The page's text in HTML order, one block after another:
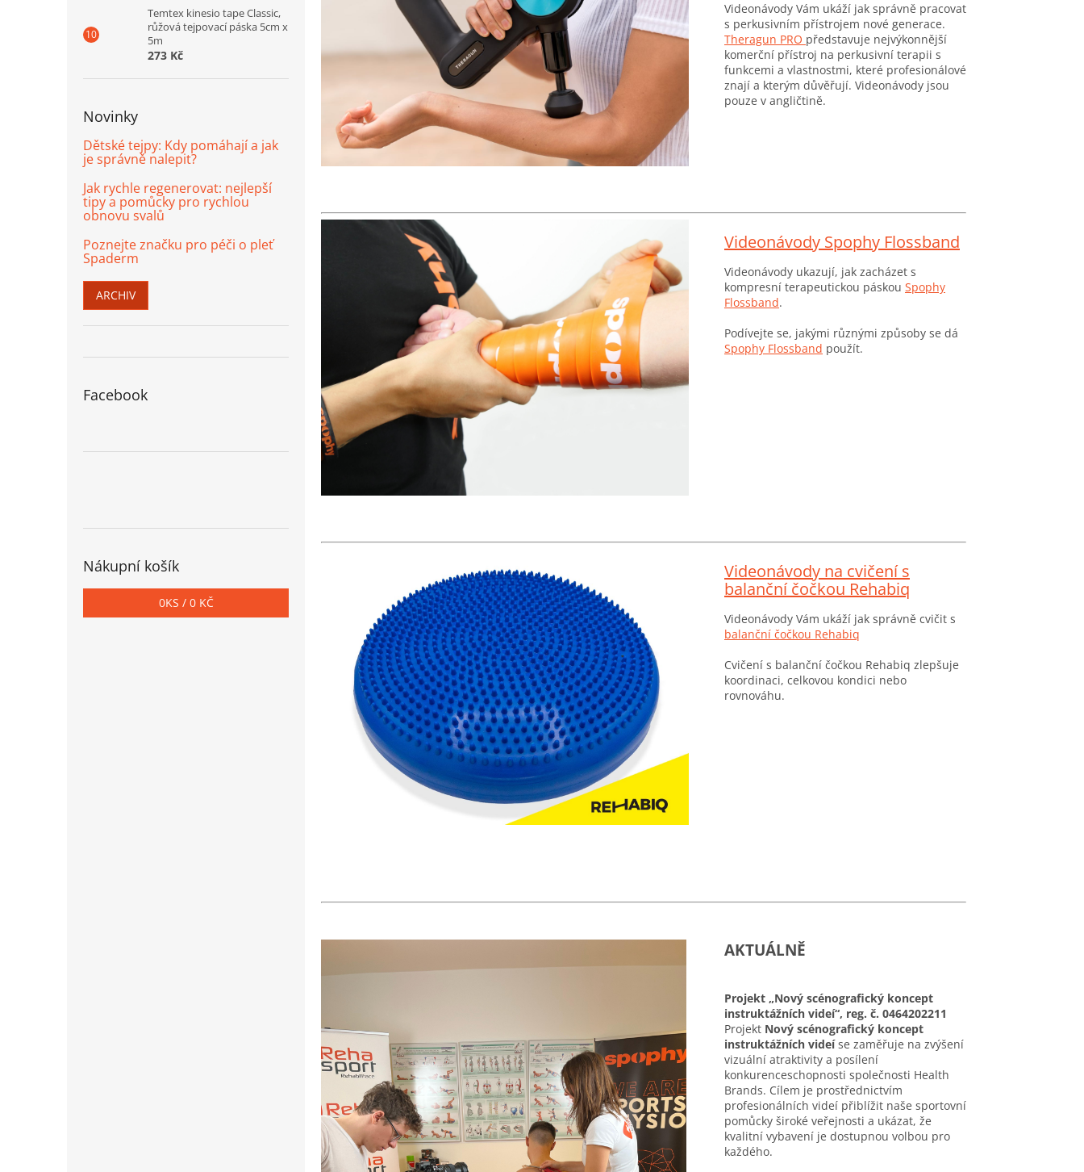
Temtex kinesio tape Classic,
růžová tejpovací páska 5cm x
5m
273 Kč
Novinky
Dětské tejpy: Kdy pomáhají a jak
je správně nalepit?
Jak rychle regenerovat: nejlepší
tipy a pomůcky pro rychlou
obnovu svalů
Poznejte značku pro péči o pleť
Spaderm
ARCHIV
Facebook
Nákupní košík
0KS / 0 KČ
Videonávody Vám ukáží jak správně pracovat
s perkusivním přístrojem nové generace.
Theragun PRO představuje nejvýkonnější
komerční přístroj na perkusivní terapii s
funkcemi a vlastnostmi, které profesionálové
znají a kterým důvěřují. Videonávody jsou
pouze v angličtině.
Videonávody Spophy Flossband
Videonávody ukazují, jak zacházet s
kompresní terapeutickou páskou Spophy
Flossband.
Podívejte se, jakými různými způsoby se dá
Spophy Flossband použít.
Videonávody na cvičení s
balanční čočkou Rehabiq
Videonávody Vám ukáží jak správně cvičit s
balanční čočkou Rehabiq
Cvičení s balanční čočkou Rehabiq zlepšuje
koordinaci, celkovou kondici nebo
rovnováhu.
AKTUÁLNĚ
Projekt „Nový scénografický koncept
instruktážních videí“, reg. č. 0464202211
Projekt Nový scénografický koncept
instruktážních videí se zaměřuje na zvýšení
vizuální atraktivity a posílení
konkurenceschopnosti společnosti Health
Brands. Cílem je prostřednictvím
profesionálních videí přiblížit naše sportovní
pomůcky široké veřejnosti a ukázat, že
kvalitní vybavení je dostupnou volbou pro
každého.